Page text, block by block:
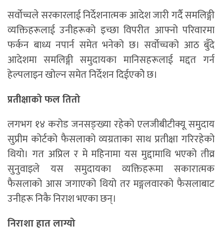
सर्वोच्चले सरकारलाई निर्देशनात्मक आदेश जारी गर्दै समलिङ्गी
व्यक्तिहरूलाई उनीहरूको इच्छा विपरीत आफ्नो परिवारमा
फर्कन बाध्य नपार्न समेत भनेको छ। सर्वोच्चको आठ बुँदे
आदेशमा समलिङ्गी समुदायका मानिसहरूलाई मद्दत गर्न
हेल्पलाइन खोल्न समेत निर्देशन दिईएकोे छ।
प्रतीक्षाको फल तितो
लगभग १४ करोड जनसङ्ख्या रहेको एलजीबीटीक्यू समुदाय
सुप्रीम कोर्टको फैसलाको व्यग्रताका साथ प्रतीक्षा गरिरहेको
थियो। गत अप्रिल र मे महिनामा यस मुद्दामाथि भएको तीव्र
सुनुवाइले यस समुदायका व्यक्तिहरूमा सकारात्मक
फैसलाको आस जगाएको थियो तर मङ्गलवारको फैसलाबाट
उनीहरू निकै निराश भएका छन्।
निराशा हात लाग्यो